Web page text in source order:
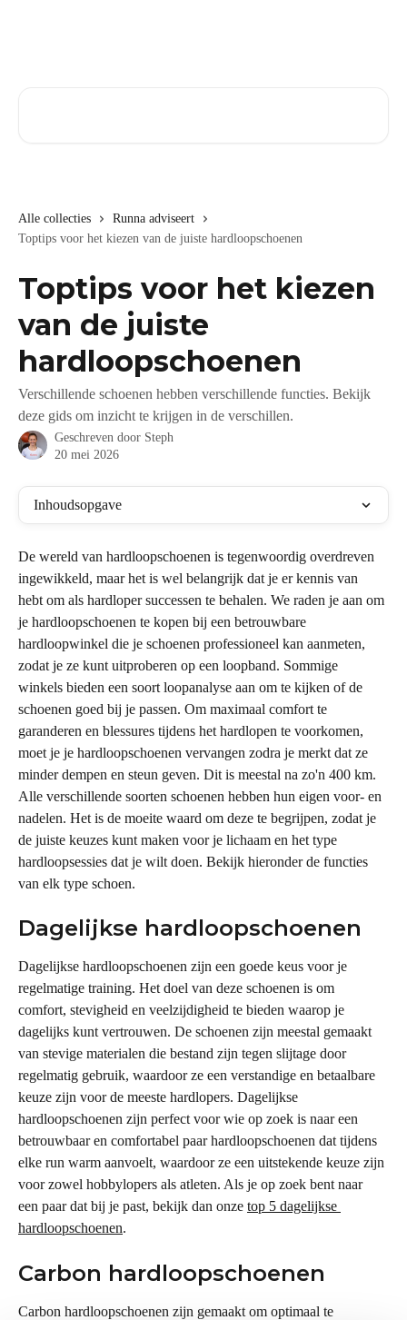
Alle collecties
Runna adviseert
Toptips voor het kiezen van de juiste hardloopschoenen
Toptips voor het kiezen
van de juiste
hardloopschoenen
Verschillende schoenen hebben verschillende functies. Bekijk
deze gids om inzicht te krijgen in de verschillen.
Geschreven door Steph
20 mei 2026
Inhoudsopgave
De wereld van hardloopschoenen is tegenwoordig overdreven
ingewikkeld, maar het is wel belangrijk dat je er kennis van
hebt om als hardloper successen te behalen. We raden je aan om
je hardloopschoenen te kopen bij een betrouwbare
hardloopwinkel die je schoenen professioneel kan aanmeten,
zodat je ze kunt uitproberen op een loopband. Sommige
winkels bieden een soort loopanalyse aan om te kijken of de
schoenen goed bij je passen. Om maximaal comfort te
garanderen en blessures tijdens het hardlopen te voorkomen,
moet je je hardloopschoenen vervangen zodra je merkt dat ze
minder dempen en steun geven. Dit is meestal na zo'n 400 km.
Alle verschillende soorten schoenen hebben hun eigen voor- en
nadelen. Het is de moeite waard om deze te begrijpen, zodat je
de juiste keuzes kunt maken voor je lichaam en het type
hardloopsessies dat je wilt doen. Bekijk hieronder de functies
van elk type schoen.
Dagelijkse hardloopschoenen
Dagelijkse hardloopschoenen zijn een goede keus voor je
regelmatige training. Het doel van deze schoenen is om
comfort, stevigheid en veelzijdigheid te bieden waarop je
dagelijks kunt vertrouwen. De schoenen zijn meestal gemaakt
van stevige materialen die bestand zijn tegen slijtage door
regelmatig gebruik, waardoor ze een verstandige en betaalbare
keuze zijn voor de meeste hardlopers. Dagelijkse
hardloopschoenen zijn perfect voor wie op zoek is naar een
betrouwbaar en comfortabel paar hardloopschoenen dat tijdens
elke run warm aanvoelt, waardoor ze een uitstekende keuze zijn
voor zowel hobbylopers als atleten. Als je op zoek bent naar
een paar dat bij je past, bekijk dan onze top 5 dagelijkse
hardloopschoenen.
Carbon hardloopschoenen
Carbon hardloopschoenen zijn gemaakt om optimaal te